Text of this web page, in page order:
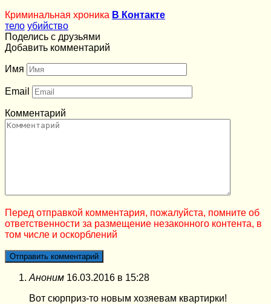
Криминальная хроника В Контакте
тело убийство
Поделись с друзьями
Добавить комментарий
Имя
Email
Комментарий
Перед отправкой комментария, пожалуйста, помните об
ответственности за размещение незаконного контента, в
том числе и оскорблений
Аноним 16.03.2016 в 15:28
Вот сюрприз-то новым хозяевам квартирки!